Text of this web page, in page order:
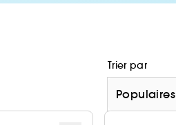
Trier par
Populaires